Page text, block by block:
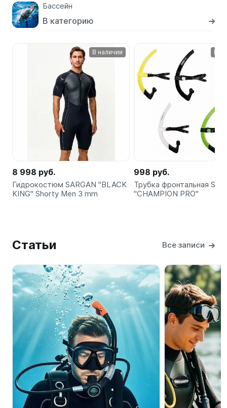
Бассейн
В категорию
В наличии
8 998 руб.
Гидрокостюм SARGAN "BLACK
KING" Shorty Men 3 mm
В
998 руб.
Трубка фронтальная
"CHAMPION PRO"
Статьи Все записи